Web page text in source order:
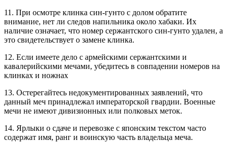
11. При осмотре клинка син-гунто с долом обратите
внимание, нет ли следов напильника около хабаки. Их
наличие означает, что номер сержантского син-гунто удален, а
это свидетельствует о замене клинка.
12. Если имеете дело с армейскими сержантскими и
кавалерийскими мечами, убедитесь в совпадении номеров на
клинках и ножнах
13. Остерегайтесь недокументированных заявлений, что
данный меч принадлежал императорской гвардии. Военные
мечи не имеют дивизионных или полковых меток.
14. Ярлыки о сдаче и перевозке с японским текстом часто
содержат имя, ранг и воинскую часть владельца меча.